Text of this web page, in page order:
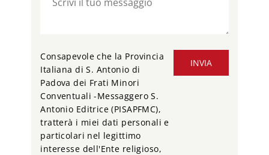
INVIA
Consapevole che la Provincia
Italiana di S. Antonio di
Padova dei Frati Minori
Conventuali -Messaggero S.
Antonio Editrice (PISAPFMC),
tratterà i miei dati personali e
particolari nel legittimo
interesse dell'Ente religioso,